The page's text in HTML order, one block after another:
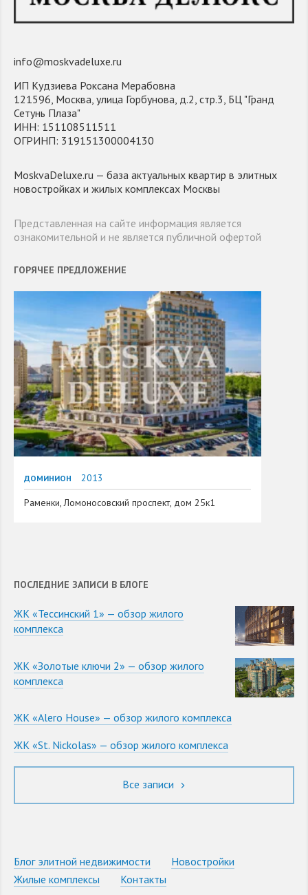
info@moskvadeluxe.ru
ИП Кудзиева Роксана Мерабовна
121596, Москва, улица Горбунова, д.2, стр.3, БЦ "Гранд
Сетунь Плаза"
ИНН: 151108511511
ОГРИНП: 319151300004130
MoskvaDeluxe.ru — база актуальных квартир в элитных
новостройках и жилых комплексах Москвы
Представленная на сайте информация является
ознакомительной и не является публичной офертой
ГОРЯЧЕЕ ПРЕДЛОЖЕНИЕ
ДОМИНИОН
2013
Раменки, Ломоносовский проспект, дом 25к1
ПОСЛЕДНИЕ ЗАПИСИ В БЛОГЕ
ЖК «Тессинский 1» — обзор жилого
комплекса
ЖК «Золотые ключи 2» — обзор жилого
комплекса
ЖК «Alero House» — обзор жилого комплекса
ЖК «St. Nickolas» — обзор жилого комплекса
Все записи
Блог элитной недвижимости
Новостройки
Жилые комплексы
Контакты